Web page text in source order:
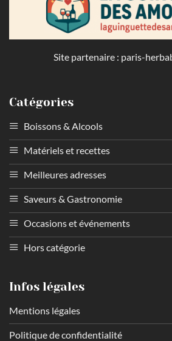
Site partenaire : paris-
Catégories
Boissons & Alcools
Matériels et recettes
Meilleures adresses
Saveurs & Gastronomie
Occasions et événements
Hors catégorie
Infos légales
Mentions légales
Politique de confidentialité